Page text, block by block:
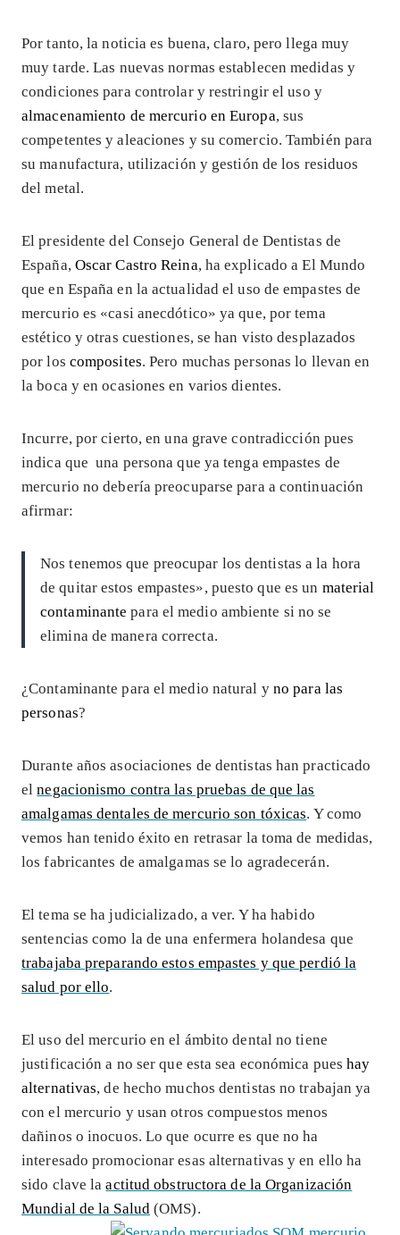
Por tanto, la noticia es buena, claro, pero llega muy
muy tarde. Las nuevas normas establecen medidas y
condiciones para controlar y restringir el uso y
almacenamiento de mercurio en Europa, sus
competentes y aleaciones y su comercio. También para
su manufactura, utilización y gestión de los residuos
del metal.
El presidente del Consejo General de Dentistas de
España, Oscar Castro Reina, ha explicado a El Mundo
que en España en la actualidad el uso de empastes de
mercurio es «casi anecdótico» ya que, por tema
estético y otras cuestiones, se han visto desplazados
por los composites. Pero muchas personas lo llevan en
la boca y en ocasiones en varios dientes.
Incurre, por cierto, en una grave contradicción pues
indica que una persona que ya tenga empastes de
mercurio no debería preocuparse para a continuación
afirmar:
Nos tenemos que preocupar los dentistas a la hora
de quitar estos empastes», puesto que es un material
contaminante para el medio ambiente si no se
elimina de manera correcta.
¿Contaminante para el medio natural y no para las
personas?
Durante años asociaciones de dentistas han practicado
elnegacionismo contra las pruebas de que las
amalgamas dentales de mercurio son tóxicas. Y como
vemos han tenido éxito en retrasar la toma de medidas,
los fabricantes de amalgamas se lo agradecerán.
El tema se ha judicializado, a ver. Y ha habido
sentencias como la de una enfermera holandesa que
trabajaba preparando estos empastes y que perdió la
salud por ello.
El uso del mercurio en el ámbito dental no tiene
justificación a no ser que esta sea económica pueshay
alternativas, de hecho muchos dentistas no trabajan ya
con el mercurio y usan otros compuestos menos
dañinos o inocuos. Lo que ocurre es que no ha
interesado promocionar esas alternativas y en ello ha
sido clave laactitud obstructora de la Organización
Mundial de la Salud (OMS).